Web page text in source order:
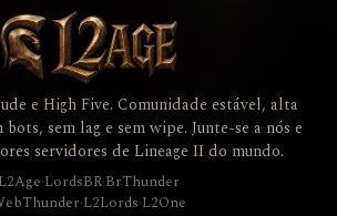
e High Five. Comunidade estável, alta
sem lag e sem wipe. Junte-se a nós e
servidores de Lineage II do mundo.
L2Age·LordsBR·BrThunder
·L2Lords·L2One